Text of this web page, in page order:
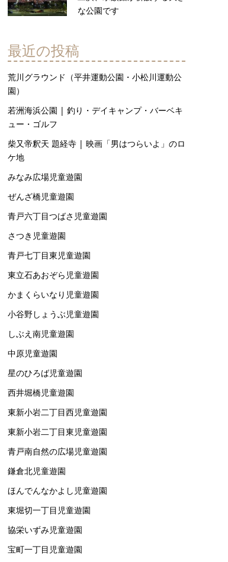
な公園です
最近の投稿
荒川グラウンド（平井運動公園・小松川運動公
園）
若洲海浜公園 | 釣り・デイキャンプ・バーベキ
ュー・ゴルフ
柴又帝釈天 題経寺 | 映画「男はつらいよ」のロ
ケ地
みなみ広場児童遊園
ぜんざ橋児童遊園
青戸六丁目つばさ児童遊園
さつき児童遊園
青戸七丁目東児童遊園
東立石あおぞら児童遊園
かまくらいなり児童遊園
小谷野しょうぶ児童遊園
しぶえ南児童遊園
中原児童遊園
星のひろば児童遊園
西井堀橋児童遊園
東新小岩二丁目西児童遊園
東新小岩二丁目東児童遊園
青戸南自然の広場児童遊園
鎌倉北児童遊園
ほんでんなかよし児童遊園
東堀切一丁目児童遊園
協栄いずみ児童遊園
宝町一丁目児童遊園